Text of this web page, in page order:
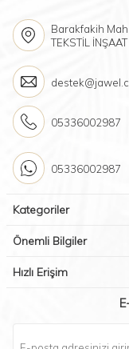
Barakfakih
TEKSTİL
05336002987
05336002987
Kategoriler
Önemli Bilgiler
Hızlı Erişim